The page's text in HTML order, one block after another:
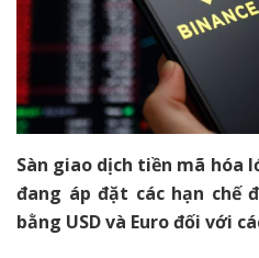
Sàn giao dịch tiền mã hóa
đang áp đặt các hạn chế
bằng USD và Euro đối với